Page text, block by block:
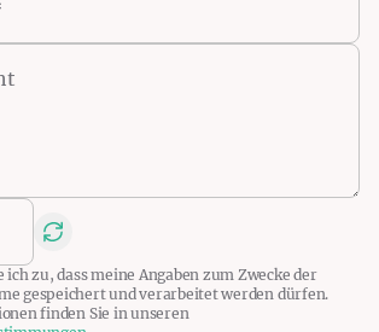
zu, dass meine Angaben zum Zwecke der
gespeichert und verarbeitet werden dürfen.
finden Sie in unseren